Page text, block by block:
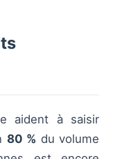
aident à saisir
80 % du volume